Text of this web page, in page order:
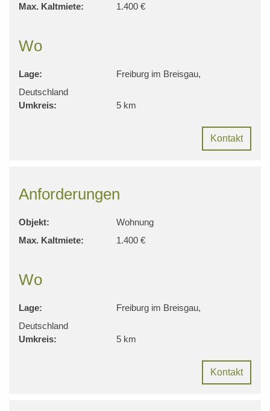
Max. Kaltmiete:
1.400 €
Wo
Lage:
Freiburg im Breisgau,
Deutschland
Umkreis:
5 km
Kontakt
Anforderungen
Objekt:
Wohnung
Max. Kaltmiete:
1.400 €
Wo
Lage:
Freiburg im Breisgau,
Deutschland
Umkreis:
5 km
Kontakt